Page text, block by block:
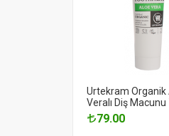
Urtekram Organik
Veralı Diş Macunu
79.00